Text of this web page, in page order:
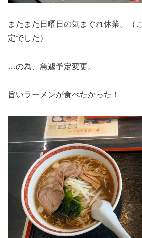
またまた日曜日の気まぐれ休業。（
定でした）
…の為、急遽予定変更。
旨いラーメンが食べたかった！